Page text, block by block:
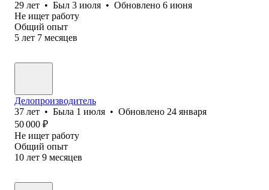
29 лет • Был 3 июля • Обновлено 6 июня
Не ищет работу
Общий опыт
5 лет 7 месяцев
Делопроизводитель
37 лет • Была 1 июля • Обновлено 24 января
50 000 ₽
Не ищет работу
Общий опыт
10 лет 9 месяцев